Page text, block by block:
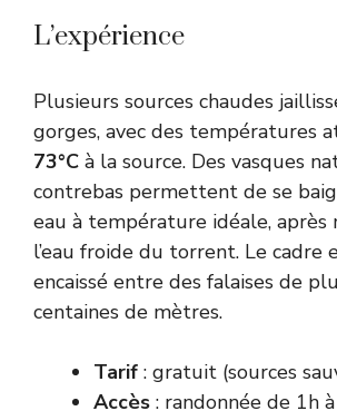
L’expérience
Plusieurs sources chaudes
gorges, avec des températures
73°C à la source. Des vasques
contrebas permettent de se
eau à température idéale, après
l’eau froide du torrent. Le cadre
encaissé entre des falaises de
centaines de mètres.
Tarif : gratuit (sources
Accès : randonnée de 1h